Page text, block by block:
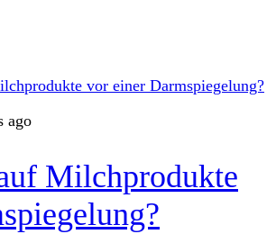
ago
Milchprodukte